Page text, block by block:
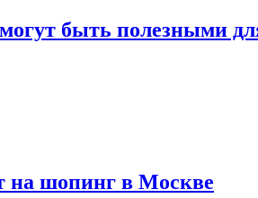
быть полезными
на шопинг в Москве